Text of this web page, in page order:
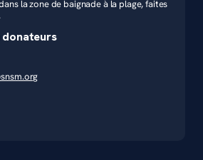
la zone de baignade à la plage, faites